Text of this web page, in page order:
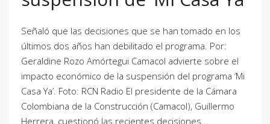
Señaló que las decisiones que se han tomado en los
últimos dos años han debilitado el programa. Por:
Geraldine Rozo Amórtegui Camacol advierte sobre el
impacto económico de la suspensión del programa ‘Mi
Casa Ya’. Foto: RCN Radio El presidente de la Cámara
Colombiana de la Construcción (Camacol), Guillermo
Herrera, cuestionó las recientes decisiones...